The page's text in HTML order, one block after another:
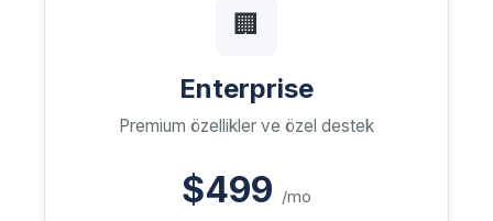
🏢
Enterprise
Premium özellikler ve özel destek
$499 /mo